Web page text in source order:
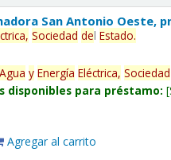
San Antonio Oeste,
Sociedad delEstado.
Agua y Energía Eléctrica, Sociedad
disponibles para préstamo:
Agregar al carrito